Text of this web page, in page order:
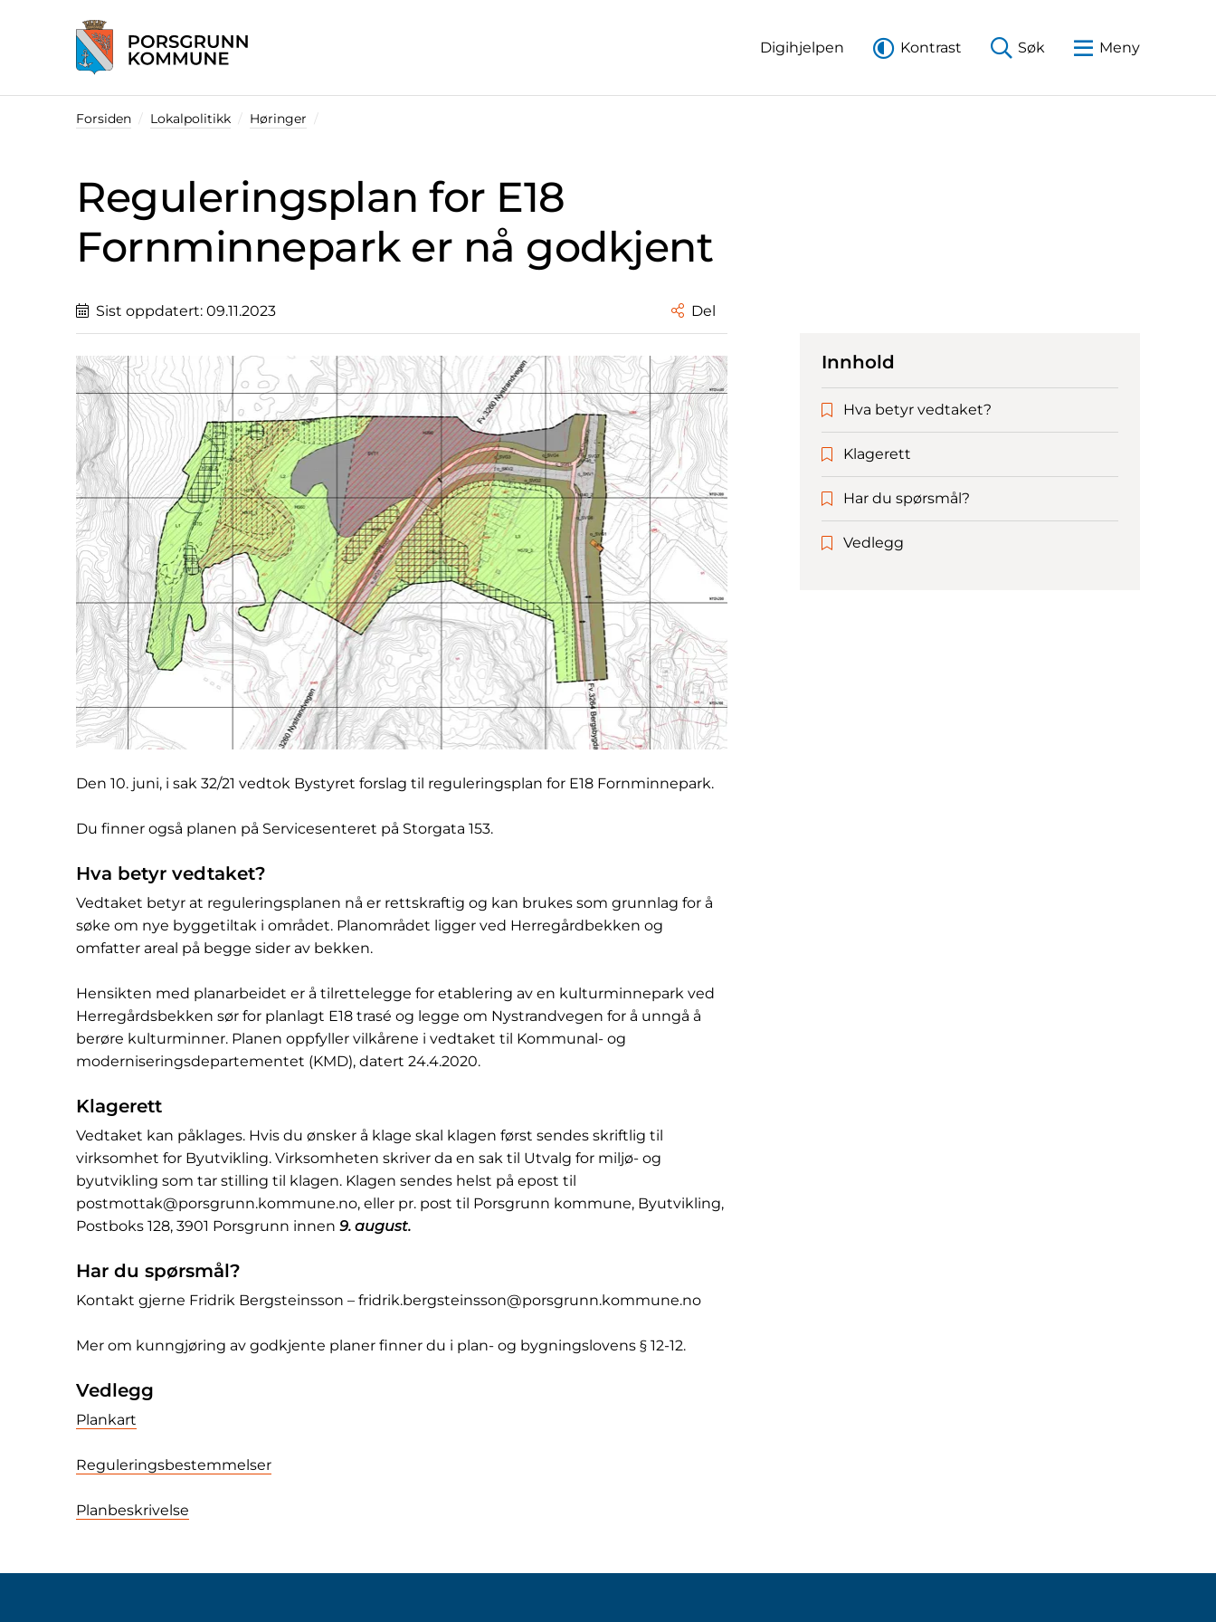
Digihjelpen Kontrast Søk Meny
Forsiden Lokalpolitikk Høringer
Reguleringsplan for E18
Fornminnepark er nå godkjent
Sist oppdatert: 09.11.2023 Del
Innhold
Hva betyr vedtaket?
Klagerett
Har du spørsmål?
Vedlegg
Den 10. juni, i sak 32/21 vedtok Bystyret forslag til reguleringsplan for E18 Fornminnepark.
Du finner også planen på Servicesenteret på Storgata 153.
Hva betyr vedtaket?
Vedtaket betyr at reguleringsplanen nå er rettskraftig og kan brukes som grunnlag for å
søke om nye byggetiltak i området. Planområdet ligger ved Herregårdbekken og
omfatter areal på begge sider av bekken.
Hensikten med planarbeidet er å tilrettelegge for etablering av en kulturminnepark ved
Herregårdsbekken sør for planlagt E18 trasé og legge om Nystrandvegen for å unngå å
berøre kulturminner. Planen oppfyller vilkårene i vedtaket til Kommunal- og
moderniseringsdepartementet (KMD), datert 24.4.2020.
Klagerett
Vedtaket kan påklages. Hvis du ønsker å klage skal klagen først sendes skriftlig til
virksomhet for Byutvikling. Virksomheten skriver da en sak til Utvalg for miljø- og
byutvikling som tar stilling til klagen. Klagen sendes helst på epost til
postmottak@porsgrunn.kommune.no, eller pr. post til Porsgrunn kommune, Byutvikling,
Postboks 128, 3901 Porsgrunn innen 9. august.
Har du spørsmål?
Kontakt gjerne Fridrik Bergsteinsson – fridrik.bergsteinsson@porsgrunn.kommune.no
Mer om kunngjøring av godkjente planer finner du i plan- og bygningslovens § 12-12.
Vedlegg
Plankart
Reguleringsbestemmelser
Planbeskrivelse